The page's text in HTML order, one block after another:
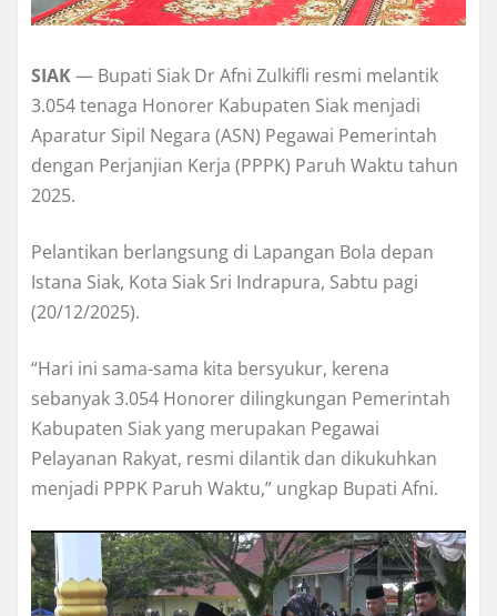
SIAK— Bupati Siak Dr Afni Zulkifli resmi melantik
3.054 tenaga Honorer Kabupaten Siak menjadi
Aparatur Sipil Negara (ASN) Pegawai Pemerintah
dengan Perjanjian Kerja (PPPK) Paruh Waktu tahun
2025.
Pelantikan berlangsung di Lapangan Bola depan
Istana Siak, Kota Siak Sri Indrapura, Sabtu pagi
(20/12/2025).
“Hari ini sama-sama kita bersyukur, kerena
sebanyak 3.054 Honorer dilingkungan Pemerintah
Kabupaten Siak yang merupakan Pegawai
Pelayanan Rakyat, resmi dilantik dan dikukuhkan
menjadi PPPK Paruh Waktu,” ungkap Bupati Afni.